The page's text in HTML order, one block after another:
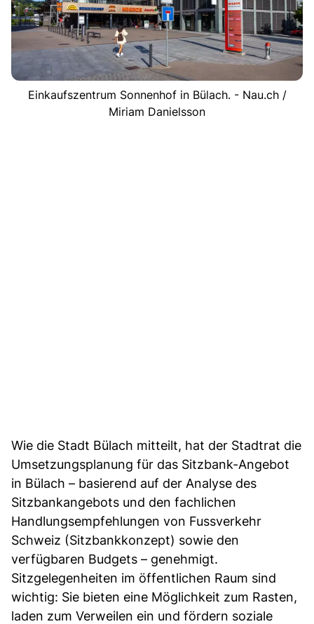
Einkaufszentrum Sonnenhof in Bülach. - Nau.ch /
Miriam Danielsson
Wie die Stadt Bülach mitteilt, hat der Stadtrat die
Umsetzungsplanung für das Sitzbank-Angebot
in Bülach – basierend auf der Analyse des
Sitzbankangebots und den fachlichen
Handlungsempfehlungen von Fussverkehr
Schweiz (Sitzbankkonzept) sowie den
verfügbaren Budgets – genehmigt.
Sitzgelegenheiten im öffentlichen Raum sind
wichtig: Sie bieten eine Möglichkeit zum Rasten,
laden zum Verweilen ein und fördern soziale